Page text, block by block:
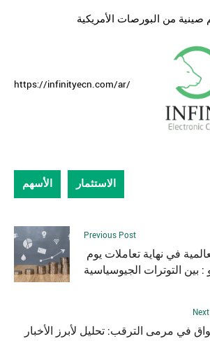
من البورصات الأمريكية
https://infinityecn.com/ar/
الأسهم الاستثمار
Previous Post
20 يونيو : بين التوترات الجيوسياسية
في مرمى الترقب: تحليل لأبرز الأخبار